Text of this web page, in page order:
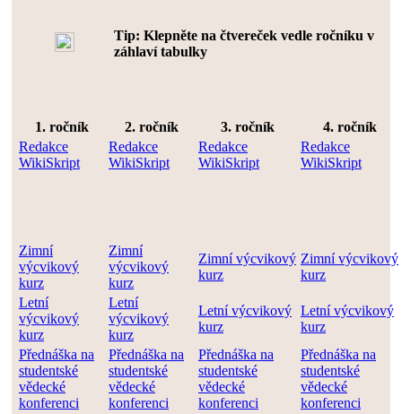
Tip: Klepněte na čtvereček vedle ročníku v
záhlaví tabulky
1. ročník 2. ročník 3. ročník
4. ročník
Redakce
WikiSkript
Redakce
WikiSkript
Redakce
WikiSkript
Redakce
WikiSkript
Zimní
výcvikový
kurz
Zimní
výcvikový
kurz
Zimní výcvikový
kurz
Zimní výcvikový
kurz
Letní
výcvikový
kurz
Letní
výcvikový
kurz
Letní výcvikový
kurz
Letní výcvikový
kurz
Přednáška na
studentské
vědecké
konferenci
Přednáška na
studentské
vědecké
konferenci
Přednáška na
studentské
vědecké
konferenci
Přednáška na
studentské
vědecké
konferenci